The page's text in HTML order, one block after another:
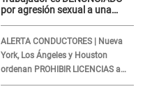
por agresión sexual a una
ALERTA CONDUCTORES | Nueva
York, Los Ángeles y Houston
ordenan PROHIBIR LICENCIAS a
quienes no presenten ESTE